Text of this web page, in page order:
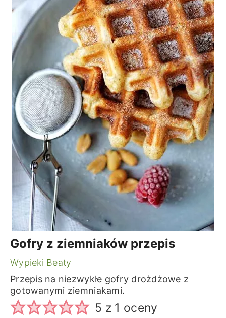
Gofry z ziemniaków przepis
Wypieki Beaty
Przepis na niezwykłe gofry drożdżowe z
gotowanymi ziemniakami.
5 z 1 oceny